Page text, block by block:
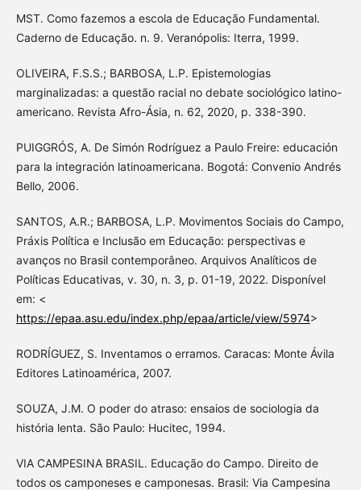
MST. Como fazemos a escola de Educação Fundamental.
Caderno de Educação. n. 9. Veranópolis: Iterra, 1999.
OLIVEIRA, F.S.S.; BARBOSA, L.P. Epistemologias
marginalizadas: a questão racial no debate sociológico latino-
americano. Revista Afro-Ásia, n. 62, 2020, p. 338-390.
PUIGGRÓS, A. De Simón Rodríguez a Paulo Freire: educación
para la integración latinoamericana. Bogotá: Convenio Andrés
Bello, 2006.
SANTOS, A.R.; BARBOSA, L.P. Movimentos Sociais do Campo,
Práxis Política e Inclusão em Educação: perspectivas e
avanços no Brasil contemporâneo. Arquivos Analíticos de
Políticas Educativas, v. 30, n. 3, p. 01-19, 2022. Disponível
em: <
https://epaa.asu.edu/index.php/epaa/article/view/5974>
RODRÍGUEZ, S. Inventamos o erramos. Caracas: Monte Ávila
Editores Latinoamérica, 2007.
SOUZA, J.M. O poder do atraso: ensaios de sociologia da
história lenta. São Paulo: Hucitec, 1994.
VIA CAMPESINA BRASIL. Educação do Campo. Direito de
todos os camponeses e camponesas. Brasil: Via Campesina